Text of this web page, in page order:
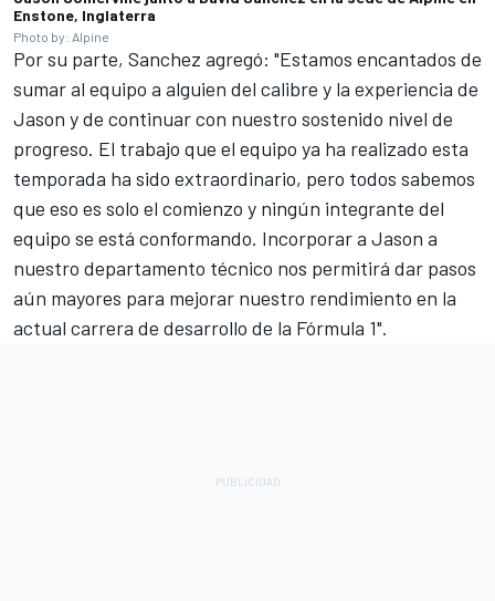
Enstone, Inglaterra
Photo by: Alpine
Por su parte, Sanchez agregó: "Estamos encantados de
sumar al equipo a alguien del calibre y la experiencia de
Jason y de continuar con nuestro sostenido nivel de
progreso. El trabajo que el equipo ya ha realizado esta
temporada ha sido extraordinario, pero todos sabemos
que eso es solo el comienzo y ningún integrante del
equipo se está conformando. Incorporar a Jason a
nuestro departamento técnico nos permitirá dar pasos
aún mayores para mejorar nuestro rendimiento en la
actual carrera de desarrollo de la Fórmula 1".